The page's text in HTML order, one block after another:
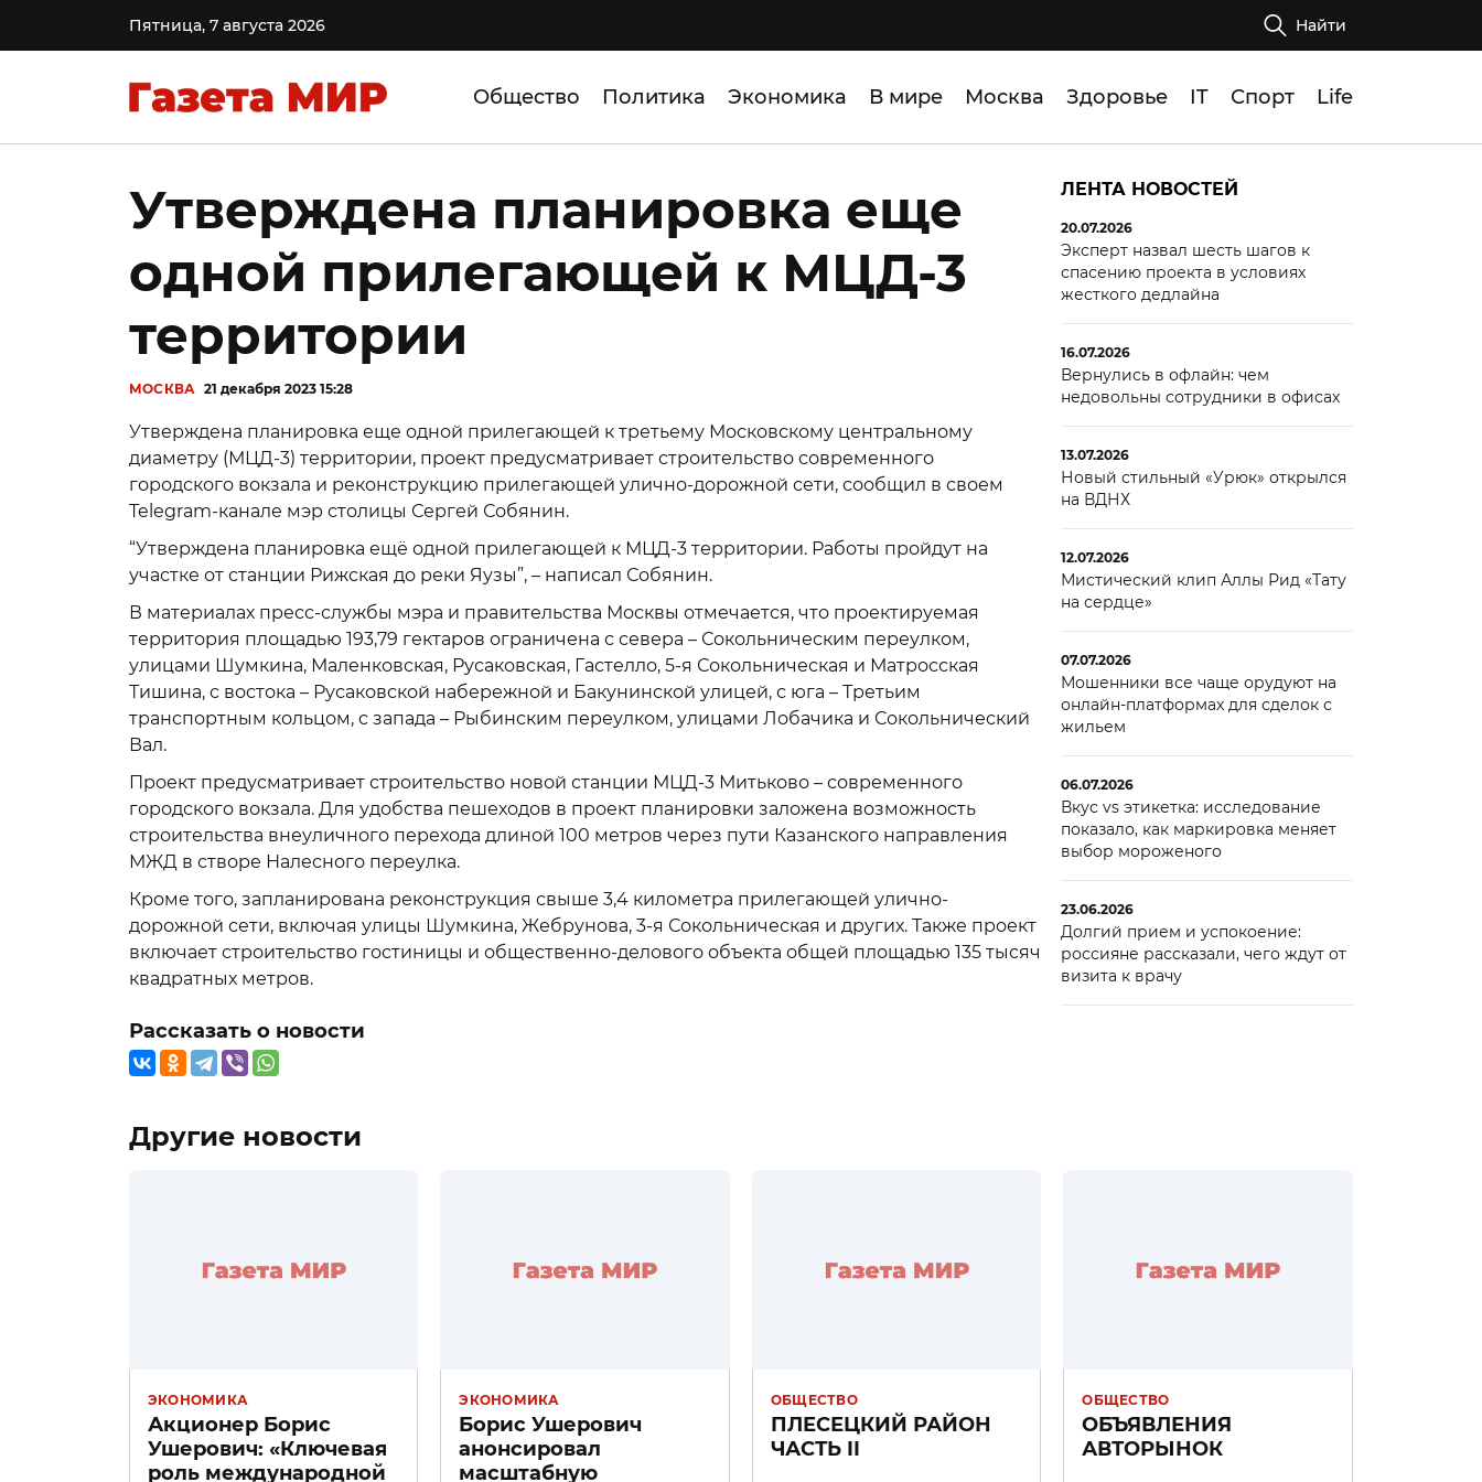
Пятница, 7 августа 2026 Найти
Общество Политика Экономика В мире Москва Здоровье IT Спорт Life
Утверждена планировка еще
одной прилегающей к МЦД-3
территории
МОСКВА 21 декабря 2023 15:28
Утверждена планировка еще одной прилегающей к третьему Московскому центральному
диаметру (МЦД-3) территории, проект предусматривает строительство современного
городского вокзала и реконструкцию прилегающей улично-дорожной сети, сообщил в своем
Telegram-канале мэр столицы Сергей Собянин.
“Утверждена планировка ещё одной прилегающей к МЦД-3 территории. Работы пройдут на
участке от станции Рижская до реки Яузы”, – написал Собянин.
В материалах пресс-службы мэра и правительства Москвы отмечается, что проектируемая
территория площадью 193,79 гектаров ограничена с севера – Сокольническим переулком,
улицами Шумкина, Маленковская, Русаковская, Гастелло, 5-я Сокольническая и Матросская
Тишина, с востока – Русаковской набережной и Бакунинской улицей, с юга – Третьим
транспортным кольцом, с запада – Рыбинским переулком, улицами Лобачика и Сокольнический
Вал.
Проект предусматривает строительство новой станции МЦД-3 Митьково – современного
городского вокзала. Для удобства пешеходов в проект планировки заложена возможность
строительства внеуличного перехода длиной 100 метров через пути Казанского направления
МЖД в створе Налесного переулка.
Кроме того, запланирована реконструкция свыше 3,4 километра прилегающей улично-
дорожной сети, включая улицы Шумкина, Жебрунова, 3-я Сокольническая и других. Также проект
включает строительство гостиницы и общественно-делового объекта общей площадью 135 тысяч
квадратных метров.
Рассказать о новости
ЛЕНТА НОВОСТЕЙ
20.07.2026
Эксперт назвал шесть шагов к
спасению проекта в условиях
жесткого дедлайна
16.07.2026
Вернулись в офлайн: чем
недовольны сотрудники в офисах
13.07.2026
Новый стильный «Урюк» открылся
на ВДНХ
12.07.2026
Мистический клип Аллы Рид «Тату
на сердце»
07.07.2026
Мошенники все чаще орудуют на
онлайн-платформах для сделок с
жильем
06.07.2026
Вкус vs этикетка: исследование
показало, как маркировка меняет
выбор мороженого
23.06.2026
Долгий прием и успокоение:
россияне рассказали, чего ждут от
визита к врачу
Другие новости
ЭКОНОМИКА
Акционер Борис
Ушерович: «Ключевая
роль международной
ЭКОНОМИКА
Борис Ушерович
анонсировал
масштабную
ОБЩЕСТВО
ПЛЕСЕЦКИЙ РАЙОН
ЧАСТЬ II
ОБЩЕСТВО
ОБЪЯВЛЕНИЯ
АВТОРЫНОК